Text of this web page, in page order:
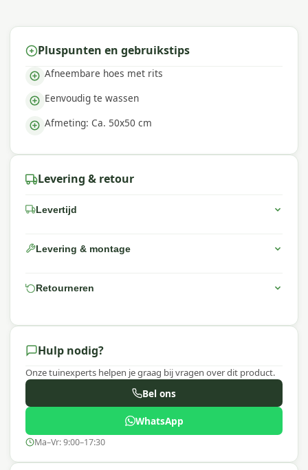
Pluspunten en gebruikstips
Afneembare hoes met rits
Eenvoudig te wassen
Afmeting: Ca. 50x50 cm
Levering & retour
Levertijd
Levering & montage
Retourneren
Hulp nodig?
Onze tuinexperts helpen je graag bij vragen over dit product.
Bel ons
WhatsApp
Ma–Vr: 9:00–17:30